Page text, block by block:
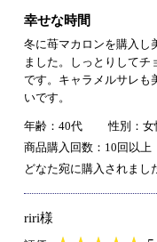
幸せな時間
冬に苺マカロンを購入し
ました。しっとりして
です。キャラメルサレも
いです。
年齢：40代
性別：女
商品購入回数：10回以上
どなた宛に購入されまし
riri様